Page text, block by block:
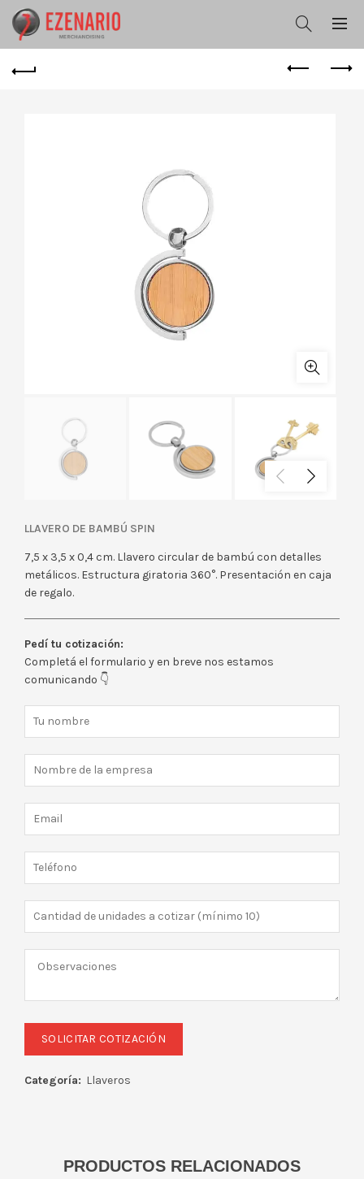
LLAVERO DE BAMBÚ SPIN
7,5 x 3,5 x 0,4 cm. Llavero circular de bambú con detalles
metálicos. Estructura giratoria 360°. Presentación en caja
de regalo.
Pedí tu cotización:
Completá el formulario y en breve nos estamos
comunicando 👇
Categoría: Llaveros
PRODUCTOS RELACIONADOS